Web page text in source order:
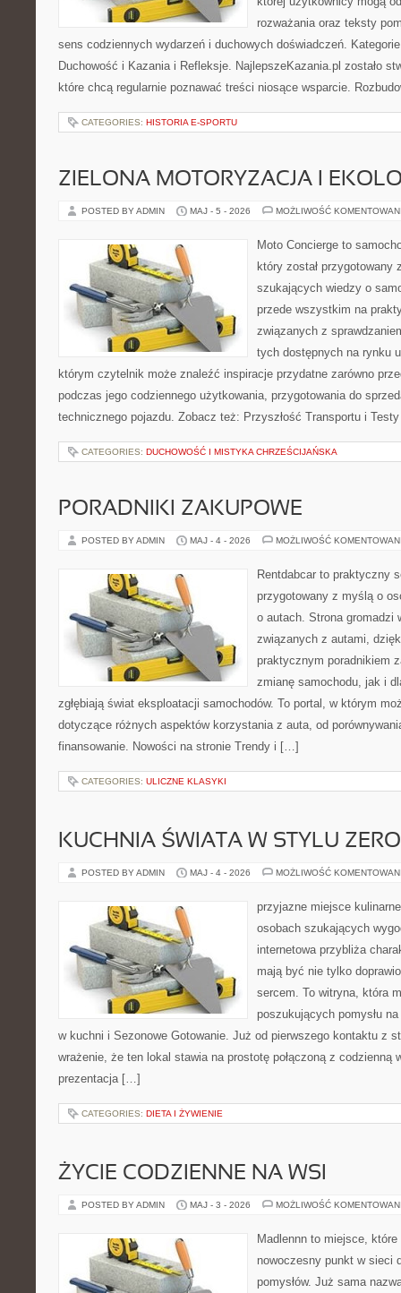
rozważania oraz teksty
sens codziennych wydarzeń i duchowych doświadczeń.
Duchowość i Kazania i Refleksje. NajlepszeKazania.pl zostało
które chcą regularnie poznawać treści niosące wsparcie.
CATEGORIES: HISTORIA E-SPORTU
ZIELONA MOTORYZACJA I
POSTED BY ADMIN MAJ - 5 - 2026 MOŻLIWOŚĆ
Moto Concierge to
który został przygotowany
szukających wiedzy o
przede wszystkim na
związanych z
tych dostępnych na rynku
którym czytelnik może znaleźć inspiracje przydatne zarówno
podczas jego codziennego użytkowania, przygotowania do
technicznego pojazdu. Zobacz też: Przyszłość Transportu i
CATEGORIES: DUCHOWOŚĆ I MISTYKA CHRZEŚCIJAŃSKA
PORADNIKI ZAKUPOWE
POSTED BY ADMIN MAJ - 4 - 2026 MOŻLIWOŚĆ
Rentdabcar to praktyczny
przygotowany z myślą o
o autach. Strona gromadzi
związanych z autami,
praktycznym poradnikiem
zmianę samochodu, jak i
zgłębiają świat eksploatacji samochodów. To portal, w którym
dotyczące różnych aspektów korzystania z auta, od
finansowanie. Nowości na stronie Trendy i […]
CATEGORIES: ULICZNE KLASYKI
KUCHNIA ŚWIATA W STYLU
POSTED BY ADMIN MAJ - 4 - 2026 MOŻLIWOŚĆ
przyjazne miejsce
osobach szukających
internetowa przybliża
mają być nie tylko
sercem. To witryna, która
poszukujących pomysłu
w kuchni i Sezonowe Gotowanie. Już od pierwszego kontaktu z
wrażenie, że ten lokal stawia na prostotę połączoną z codzienną
prezentacja […]
CATEGORIES: DIETA I ŻYWIENIE
ŻYCIE CODZIENNE NA WSI
POSTED BY ADMIN MAJ - 3 - 2026 MOŻLIWOŚĆ
Madlennn to miejsce,
nowoczesny punkt w sieci
pomysłów. Już sama